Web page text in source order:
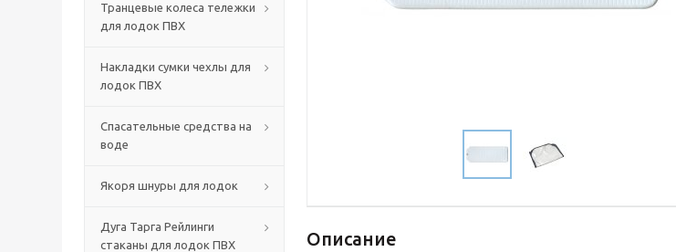
Транцевые колеса тележки
для лодок ПВХ
Накладки сумки чехлы для
лодок ПВХ
Спасательные средства на
воде
Якоря шнуры для лодок
Дуга Тарга Рейлинги
стаканы для лодок ПВХ
Описание